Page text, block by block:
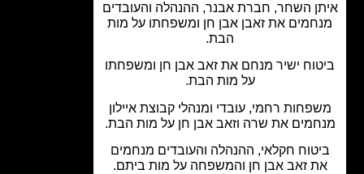
השחר, חברת אבנר, ההנהלה והעובדים
את זאבן אבן חן ומשפחתו על מות
ישיר מנחם את זאב אבן חן ומשפחתו
על מות הבת.
רחמי, עובדי ומנהלי קבוצת איילון
את שרה וזאב אבן חן על מות הבת.
חקלאי, ההנהלה והעובדים מנחמים
זאב אבן חן והמשפחה על מות ביתם.